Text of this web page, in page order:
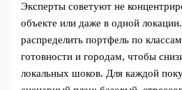
Эксперты советуют не
объекте или даже в одной
распределить портфель по
готовности и городам, чтобы
локальных шоков. Для каждой